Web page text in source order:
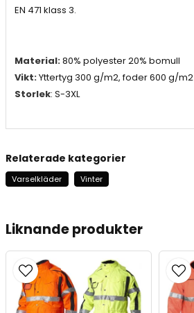
Liknande produkter
EN 471 klass 3.
Material:80% polyester 20% bomull
Vikt:Yttertyg 300 g/m2, foder 600 g/m2
Storlek: S-3XL
Relaterade kategorier
Varselkläder Vinter